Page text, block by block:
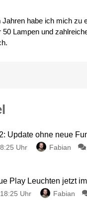
Jahren habe ich mich zu
50 Lampen und
Update ohne neue
Uhr Fabian
Play Leuchten jetzt
Uhr Fabian